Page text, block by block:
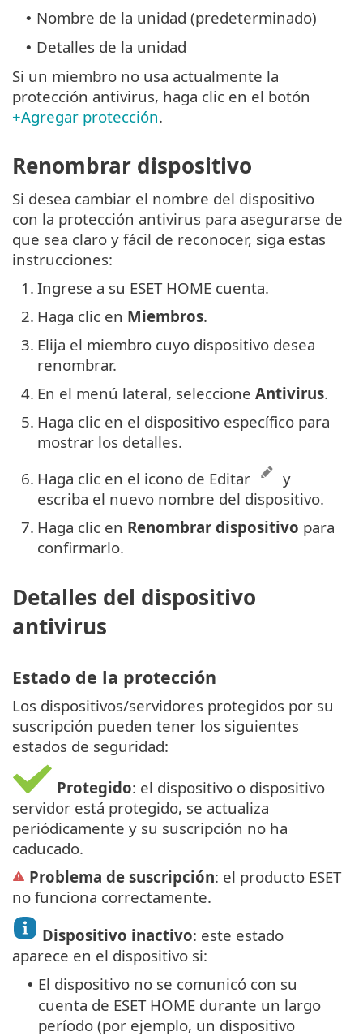
• Nombre de la unidad (predeterminado)
• Detalles de la unidad
Si un miembro no usa actualmente la
protección antivirus, haga clic en el botón
+Agregar protección.
Renombrar dispositivo
Si desea cambiar el nombre del dispositivo
con la protección antivirus para asegurarse de
que sea claro y fácil de reconocer, siga estas
instrucciones:
1. Ingrese a su ESET HOME cuenta.
2. Haga clic en Miembros.
3. Elija el miembro cuyo dispositivo desea
renombrar.
4. En el menú lateral, seleccione Antivirus.
5. Haga clic en el dispositivo específico para
mostrar los detalles.
6. Haga clic en el icono de Editar
y
escriba el nuevo nombre del dispositivo.
7. Haga clic en Renombrar dispositivo para
confirmarlo.
Detalles del dispositivo
antivirus
Estado de la protección
Los dispositivos/servidores protegidos por su
suscripción pueden tener los siguientes
estados de seguridad:
Protegido: el dispositivo o dispositivo
servidor está protegido, se actualiza
periódicamente y su suscripción no ha
caducado.
Problema de suscripción: el producto ESET
no funciona correctamente.
Dispositivo inactivo: este estado
aparece en el dispositivo si:
• El dispositivo no se comunicó con su
cuenta de ESET HOME durante un largo
período (por ejemplo, un dispositivo